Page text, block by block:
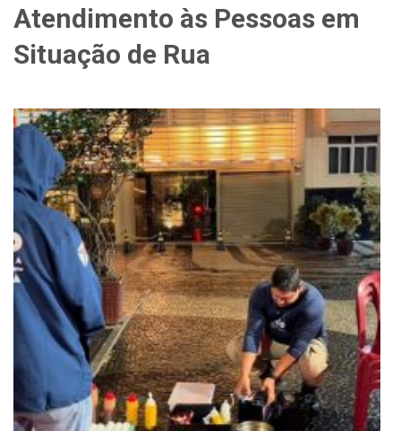
Atendimento às Pessoas em
Situação de Rua